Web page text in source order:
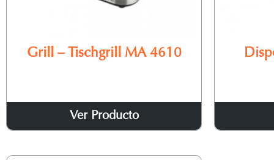
Grill – Tischgrill MA 4610
Ver Producto